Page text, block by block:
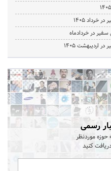
خرداد 1405
در خردادماه
اردیبهشت 1405
رسمی
حوزه موردنظر
کنید